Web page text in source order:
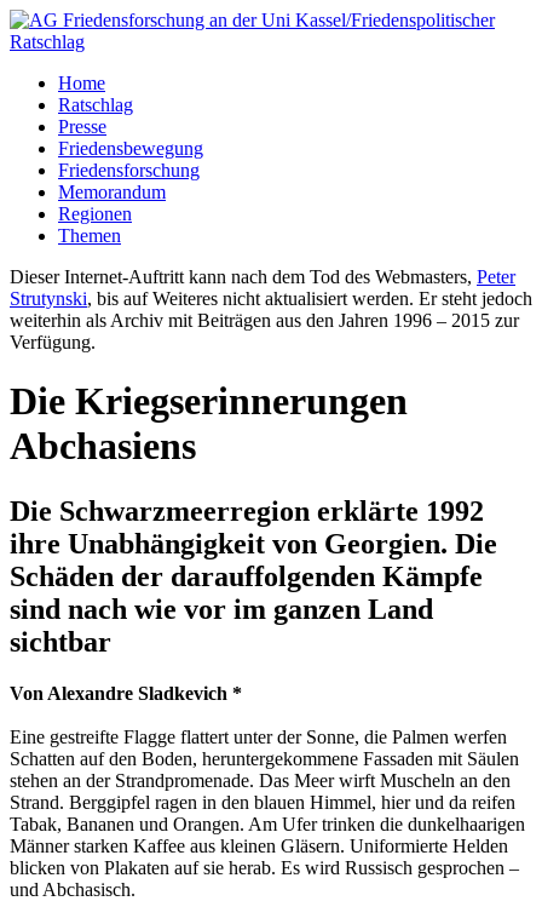
Home
Ratschlag
Presse
Friedensbewegung
Friedensforschung
Memorandum
Regionen
Themen
Dieser Internet-Auftritt kann nach dem Tod des Webmasters, Peter
Strutynski, bis auf Weiteres nicht aktualisiert werden. Er steht jedoch
weiterhin als Archiv mit Beiträgen aus den Jahren 1996 – 2015 zur
Verfügung.
Die Kriegserinnerungen
Abchasiens
Die Schwarzmeerregion erklärte 1992
ihre Unabhängigkeit von Georgien. Die
Schäden der darauffolgenden Kämpfe
sind nach wie vor im ganzen Land
sichtbar
Von Alexandre Sladkevich *
Eine gestreifte Flagge flattert unter der Sonne, die Palmen werfen
Schatten auf den Boden, heruntergekommene Fassaden mit Säulen
stehen an der Strandpromenade. Das Meer wirft Muscheln an den
Strand. Berggipfel ragen in den blauen Himmel, hier und da reifen
Tabak, Bananen und Orangen. Am Ufer trinken die dunkelhaarigen
Männer starken Kaffee aus kleinen Gläsern. Uniformierte Helden
blicken von Plakaten auf sie herab. Es wird Russisch gesprochen –
und Abchasisch.